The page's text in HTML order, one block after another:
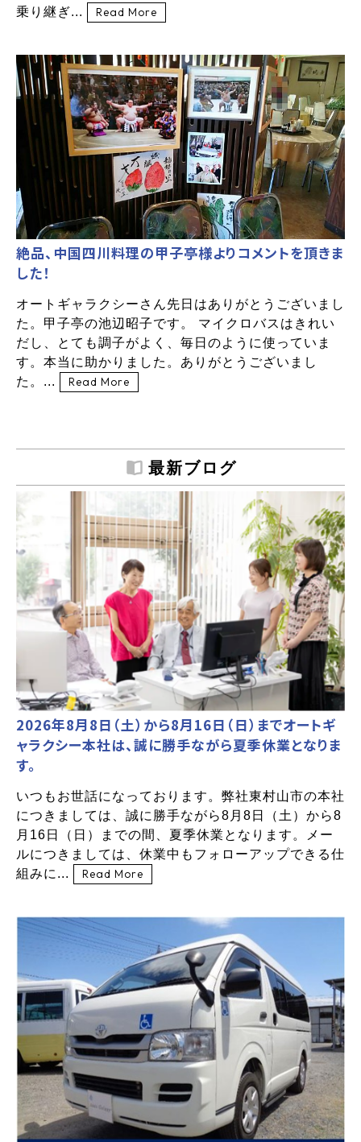
乗り継ぎ...
Read More
絶品、中国四川料理の甲子亭様よりコメントを頂きま
した！
オートギャラクシーさん先日はありがとうございまし
た。甲子亭の池辺昭子です。 マイクロバスはきれい
だし、とても調子がよく、毎日のように使っていま
す。本当に助かりました。ありがとうございまし
た。...
Read More
最新ブログ
2026年8月8日（土）から8月16日（日）までオートギ
ャラクシー本社は、誠に勝手ながら夏季休業となりま
す。
いつもお世話になっております。弊社東村山市の本社
につきましては、誠に勝手ながら8月8日（土）から8
月16日（日）までの間、夏季休業となります。メー
ルにつきましては、休業中もフォローアップできる仕
組みに...
Read More